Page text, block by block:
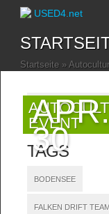
Startseite »
EVENT
APR.
30
TAGS
BODENSEE
FALKEN DRIFT